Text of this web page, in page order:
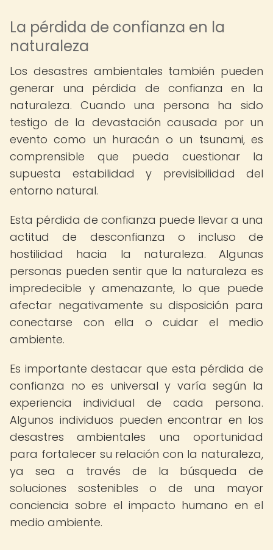
La pérdida de confianza en la
naturaleza
Los desastres ambientales también pueden
generar una pérdida de confianza en la
naturaleza. Cuando una persona ha sido
testigo de la devastación causada por un
evento como un huracán o un tsunami, es
comprensible que pueda cuestionar la
supuesta estabilidad y previsibilidad del
entorno natural.
Esta pérdida de confianza puede llevar a una
actitud de desconfianza o incluso de
hostilidad hacia la naturaleza. Algunas
personas pueden sentir que la naturaleza es
impredecible y amenazante, lo que puede
afectar negativamente su disposición para
conectarse con ella o cuidar el medio
ambiente.
Es importante destacar que esta pérdida de
confianza no es universal y varía según la
experiencia individual de cada persona.
Algunos individuos pueden encontrar en los
desastres ambientales una oportunidad
para fortalecer su relación con la naturaleza,
ya sea a través de la búsqueda de
soluciones sostenibles o de una mayor
conciencia sobre el impacto humano en el
medio ambiente.